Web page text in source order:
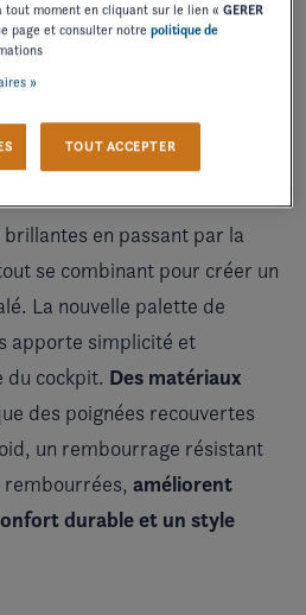
bien pensés. Les
bain sont doux mais
plancher tissé du cockpit
Chaque centimètre reflète
à un savoir-faire
en passant par la
se combinant pour créer un
La nouvelle palette de
apporte simplicité et
du cockpit. Des matériaux
des poignées recouvertes
un rembourrage résistant
améliorent
durable et un style
tout moment en cliquant sur le lien «GERER
page et consulter notrepolitique de
»
TOUT ACCEPTER